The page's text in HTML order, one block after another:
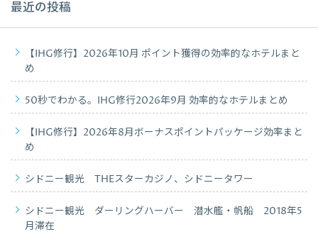
最近の投稿
【IHG修行】2026年10月 ポイント獲得の効率的なホテルまと
め
50秒でわかる。IHG修行2026年9月 効率的なホテルまとめ
【IHG修行】2026年8月ボーナスポイントパッケージ効率まと
め
シドニー観光 THEスターカジノ、シドニータワー
シドニー観光 ダーリングハーバー 潜水艦・帆船 2018年5
月滞在